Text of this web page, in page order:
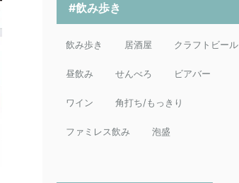
#飲み歩き
飲み歩き 居酒屋 クラフトビール
昼飲み せんべろ ビアバー
ワイン 角打ち/もっきり
ファミレス飲み 泡盛